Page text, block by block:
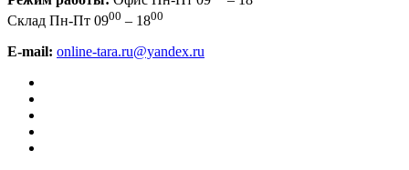
Склад Пн-Пт 0900 – 1800
E-mail: online-tara.ru@yandex.ru